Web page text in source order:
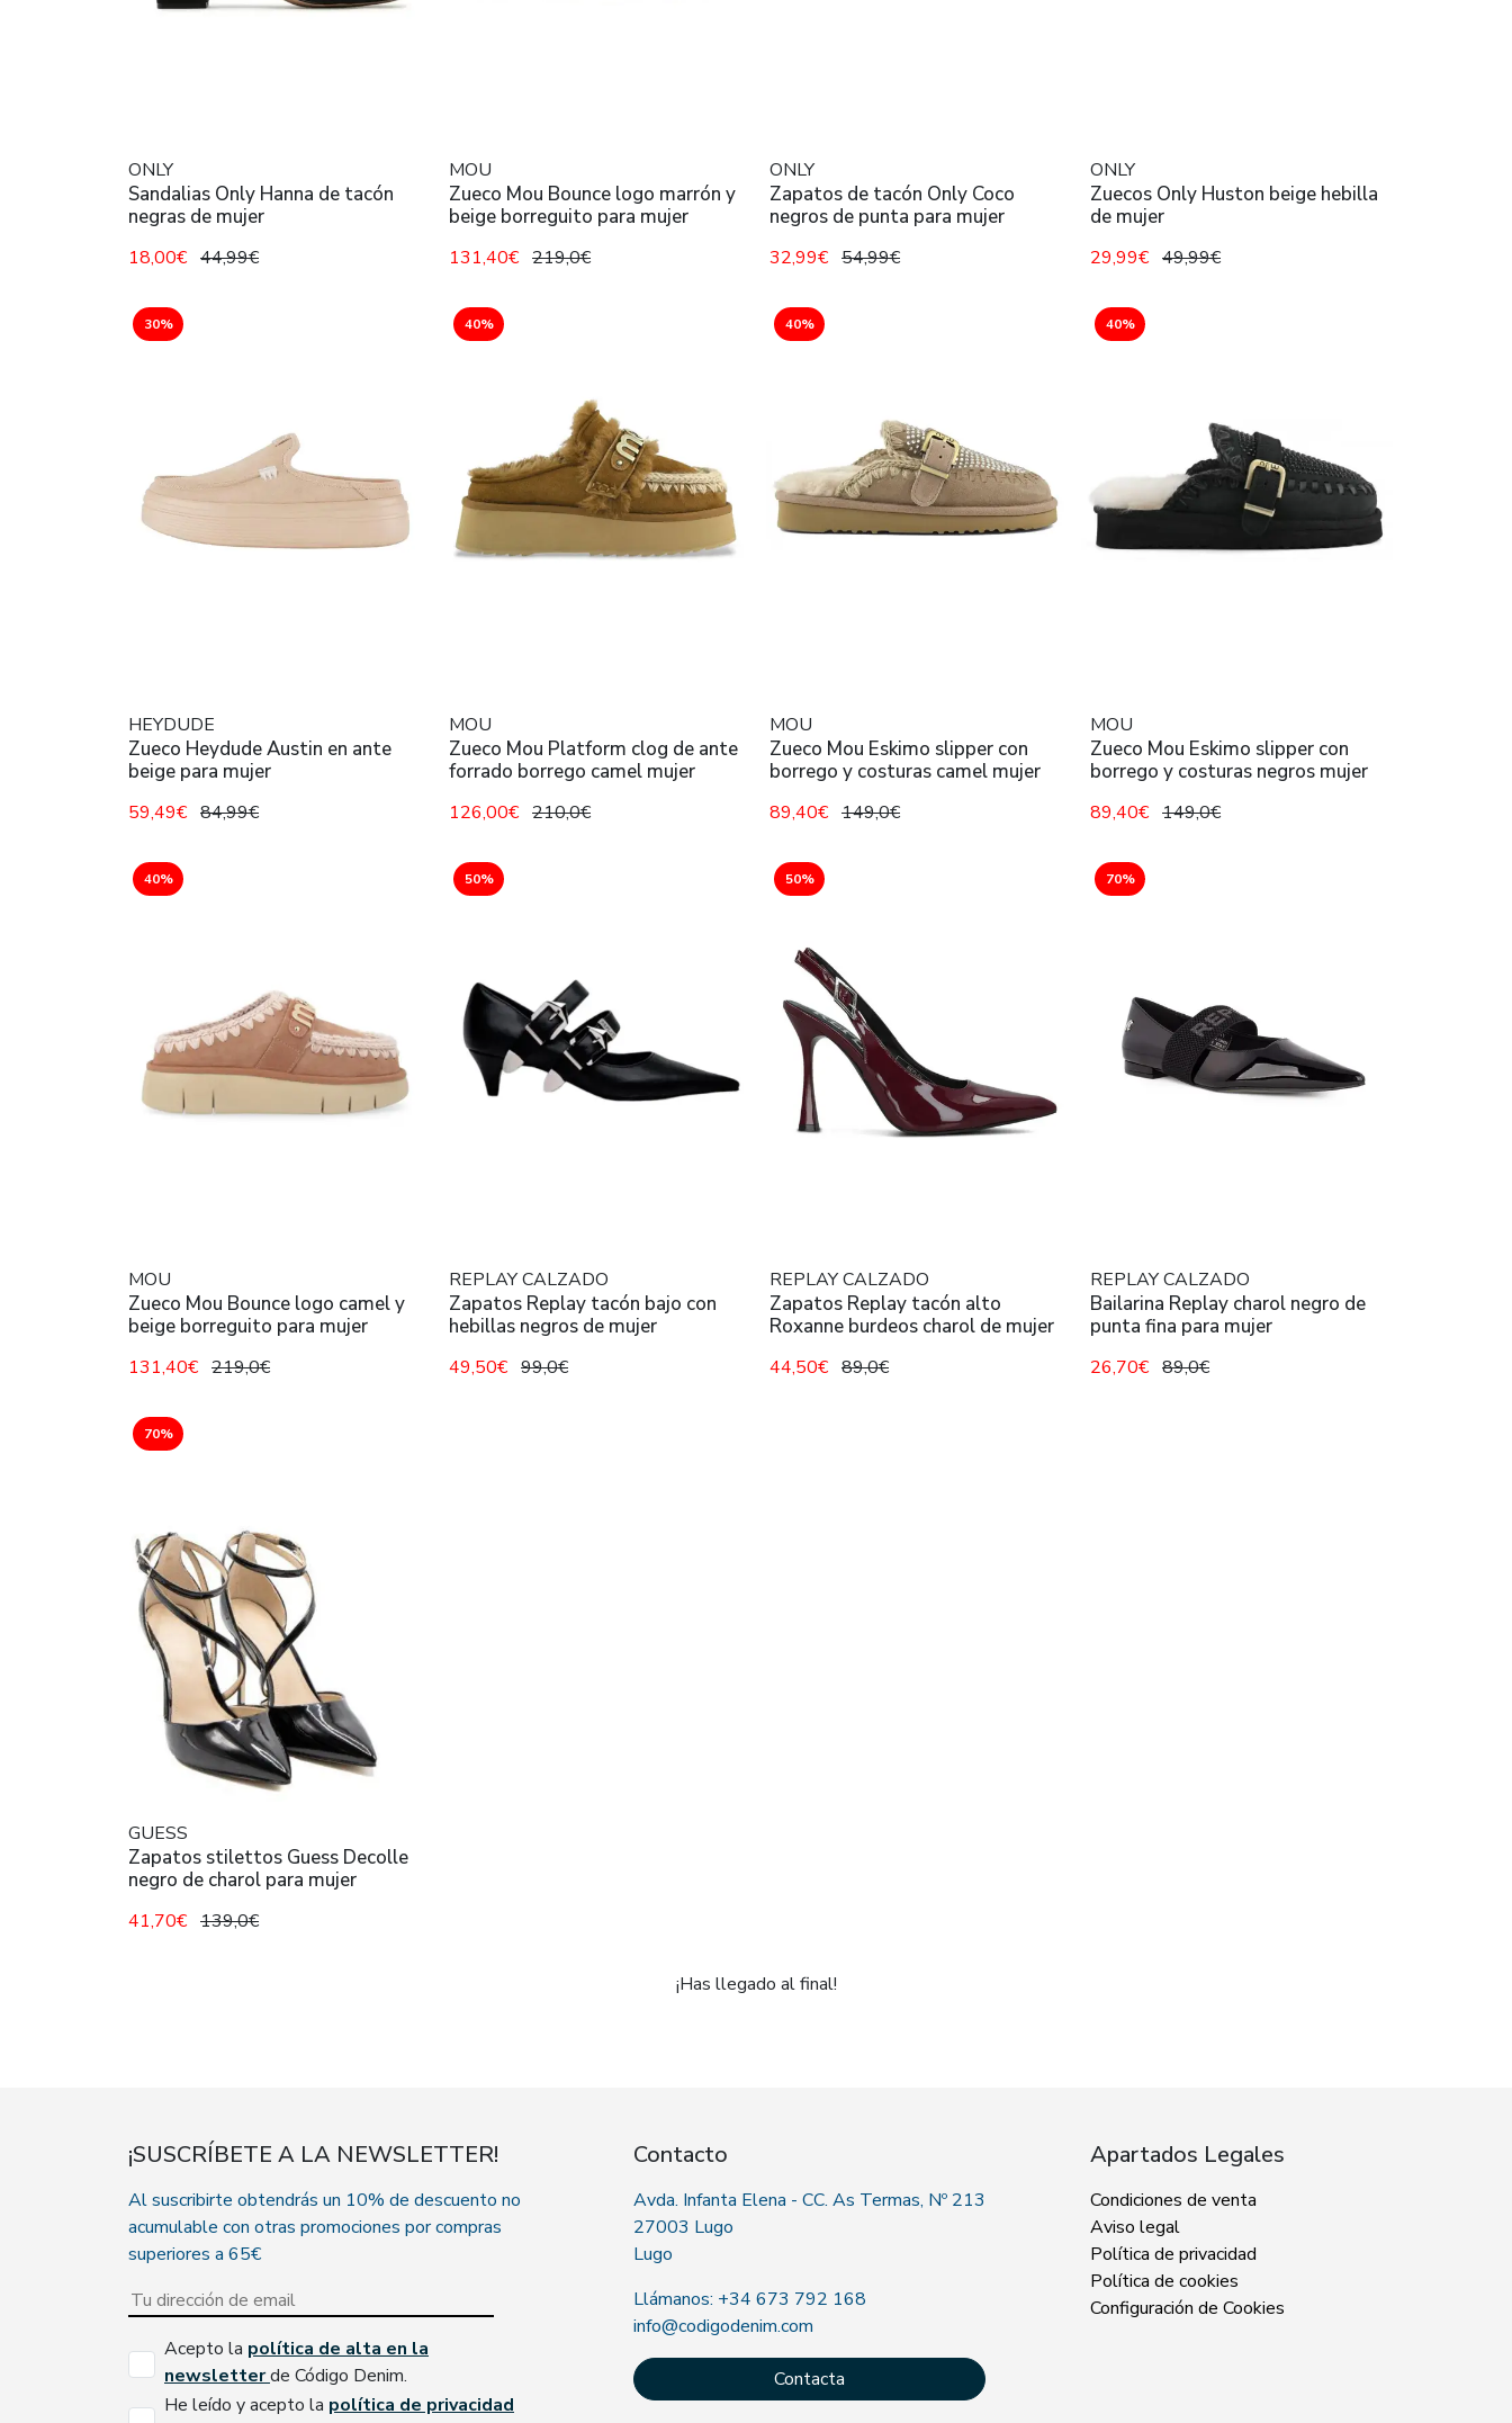
ONLY
Sandalias Only Hanna de tacón
negras de mujer
18,00€ 44,99€
MOU
Zueco Mou Bounce logo marrón y
beige borreguito para mujer
131,40€ 219,0€
ONLY
Zapatos de tacón Only Coco
negros de punta para mujer
32,99€ 54,99€
ONLY
Zuecos Only Huston beige hebilla
de mujer
29,99€ 49,99€
30%
HEYDUDE
Zueco Heydude Austin en ante
beige para mujer
59,49€ 84,99€
40%
MOU
Zueco Mou Platform clog de ante
forrado borrego camel mujer
126,00€ 210,0€
40%
MOU
Zueco Mou Eskimo slipper con
borrego y costuras camel mujer
89,40€ 149,0€
40%
MOU
Zueco Mou Eskimo slipper con
borrego y costuras negros mujer
89,40€ 149,0€
40%
MOU
Zueco Mou Bounce logo camel y
beige borreguito para mujer
131,40€ 219,0€
50%
REPLAY CALZADO
Zapatos Replay tacón bajo con
hebillas negros de mujer
49,50€ 99,0€
50%
REPLAY CALZADO
Zapatos Replay tacón alto
Roxanne burdeos charol de mujer
44,50€ 89,0€
70%
REPLAY CALZADO
Bailarina Replay charol negro de
punta fina para mujer
26,70€ 89,0€
70%
GUESS
Zapatos stilettos Guess Decolle
negro de charol para mujer
41,70€ 139,0€
¡Has llegado al final!
¡SUSCRÍBETE A LA NEWSLETTER!
Al suscribirte obtendrás un 10% de descuento no
acumulable con otras promociones por compras
superiores a 65€
Acepto la política de alta en la
newsletterde Código Denim.
He leído y acepto la política de privacidad
Contacto
Avda. Infanta Elena - CC. As Termas, Nº 213
27003 Lugo
Lugo
Llámanos: +34 673 792 168
info@codigodenim.com
Contacta
Apartados Legales
Condiciones de venta
Aviso legal
Política de privacidad
Política de cookies
Configuración de Cookies